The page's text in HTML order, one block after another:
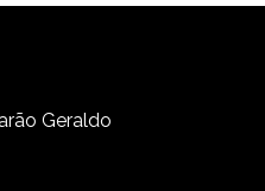
Geraldo